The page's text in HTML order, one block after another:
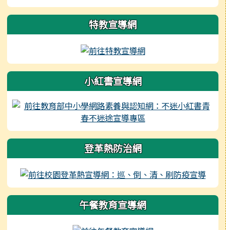
右邊區域內容 特教宣導網
小紅書宣導網
登革熱防治網
午餐教育宣導網